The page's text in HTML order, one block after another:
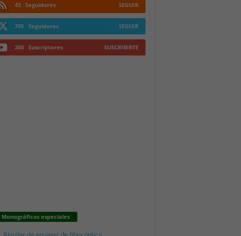
43 Seguidores SEGUIR
705 Seguidores SEGUIR
200 Suscriptores SUSCRIBIRTE
Monográficos especiales